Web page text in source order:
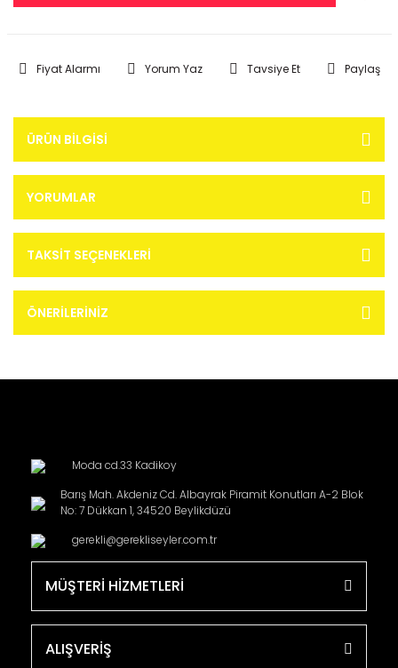
Fiyat Alarmı Yorum Yaz Tavsiye Et Paylaş
ÜRÜN BILGISI
YORUMLAR
TAKSIT SEÇENEKLERI
ÖNERILERINIZ
Moda cd.33 Kadikoy
Barış Mah. Akdeniz Cd. Albayrak Piramit Konutları A-2 Blok
No: 7 Dükkan 1, 34520 Beylikdüzü
gerekli@gerekliseyler.com.tr
MÜŞTERİ HİZMETLERİ
ALIŞVERİŞ